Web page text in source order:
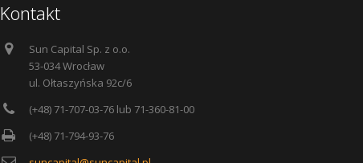
Kontakt
Sun Capital Sp. z o.o.
53-034 Wrocław
ul. Ołtaszyńska 92c/6
(+48) 71-707-03-76 lub 71-360-81-00
(+48) 71-794-93-76